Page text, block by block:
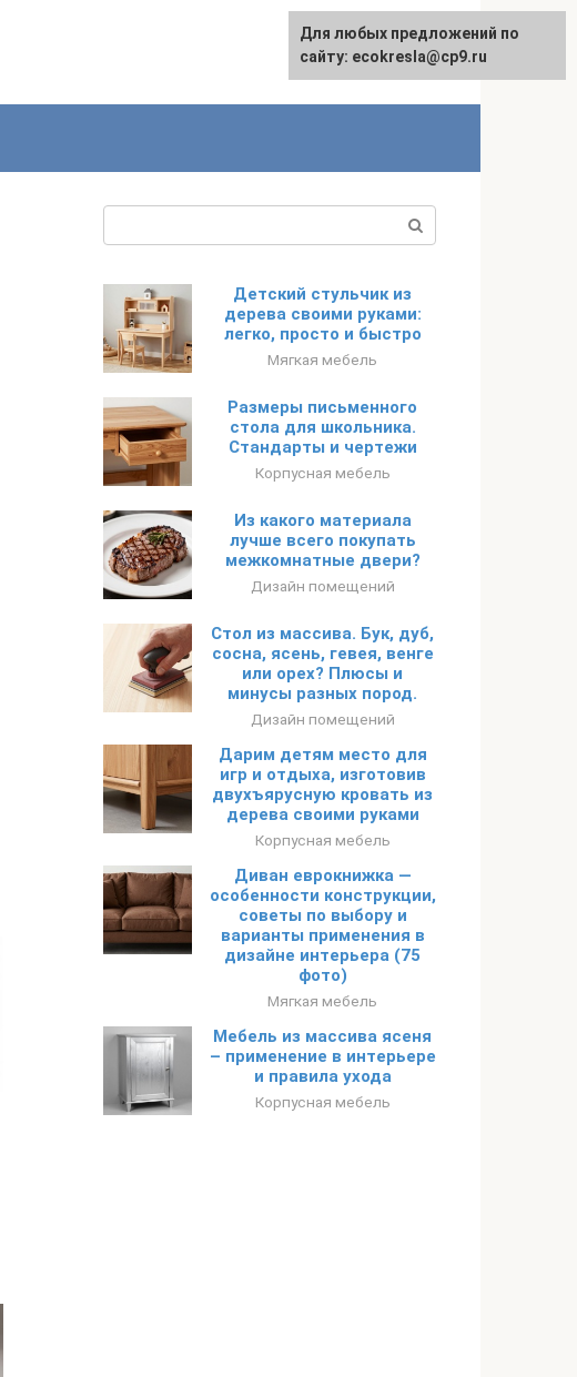
Детский стульчик из
дерева своими руками:
легко, просто и быстро
Мягкая мебель
Размеры письменного
стола для школьника.
Стандарты и чертежи
Корпусная мебель
Из какого материала
лучше всего покупать
межкомнатные двери?
Дизайн помещений
Стол из массива. Бук, дуб,
сосна, ясень, гевея, венге
или орех? Плюсы и
минусы разных пород.
Дизайн помещений
Дарим детям место для
игр и отдыха, изготовив
двухъярусную кровать из
дерева своими руками
Корпусная мебель
Диван еврокнижка —
особенности конструкции,
советы по выбору и
варианты применения в
дизайне интерьера (75
фото)
Мягкая мебель
Мебель из массива ясеня
– применение в интерьере
и правила ухода
Корпусная мебель
Для любых предложений по
сайту: ecokresla@cp9.ru